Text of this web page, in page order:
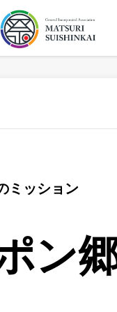
ミッション
ン